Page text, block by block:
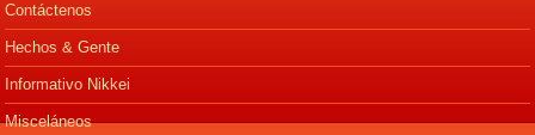
Contáctenos
Hechos & Gente
Informativo Nikkei
Misceláneos